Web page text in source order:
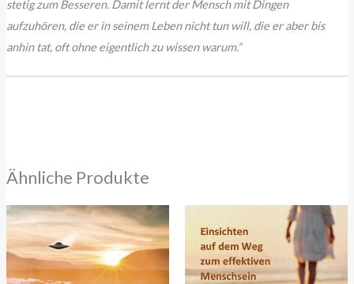
stetig zum Besseren. Damit lernt der Mensch mit Dingen
aufzuhören, die er in seinem Leben nicht tun will, die er aber bis
anhin tat, oft ohne eigentlich zu wissen warum.”
Ähnliche Produkte